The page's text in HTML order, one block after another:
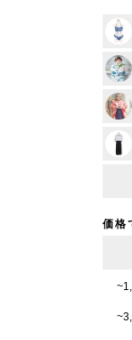
価格